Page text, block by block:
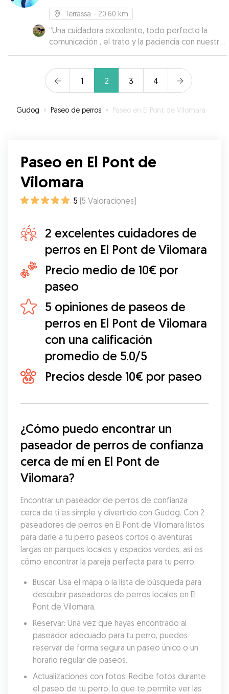
Terrassa - 20.60 km
“Una cuidadora excelente, todo perfecto la
comunicación , el trato y la paciencia con nuestro
cachorro inmejorable, todo genial, contaremos
recomendamos.
1 2 3 4
Gudog » Paseo de perros » Paseo en El Pont de Vilomara
Paseo en El Pont de
Vilomara
5 (5 Valoraciones)
2 excelentes cuidadores de
perros en El Pont de Vilomara
Precio medio de 10€ por
paseo
5 opiniones de paseos de
perros en El Pont de Vilomara
con una calificación
promedio de 5.0/5
Precios desde 10€ por paseo
¿Cómo puedo encontrar un
paseador de perros de confianza
cerca de mí en El Pont de
Vilomara?
Encontrar un paseador de perros de confianza
cerca de ti es simple y divertido con Gudog. Con 2
paseadores de perros en El Pont de Vilomara listos
para darle a tu perro paseos cortos o aventuras
largas en parques locales y espacios verdes, así es
cómo encontrar la pareja perfecta para tu perro:
Buscar: Usa el mapa o la lista de búsqueda para
descubrir paseadores de perros locales en El
Pont de Vilomara.
Reservar: Una vez que hayas encontrado al
paseador adecuado para tu perro, puedes
reservar de forma segura un paseo único o un
horario regular de paseos.
Actualizaciones con fotos: Recibe fotos durante
el paseo de tu perro, lo que te permite ver las